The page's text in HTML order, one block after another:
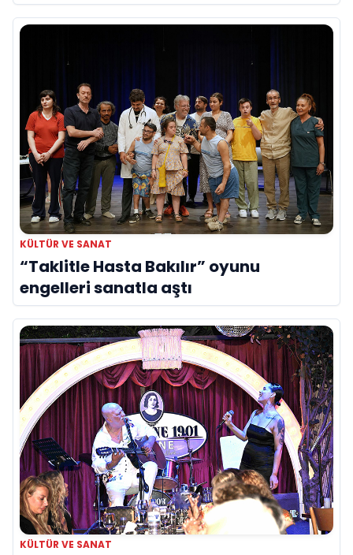
yerini aldı
KÜLTÜR VE SANAT
“Taklitle Hasta Bakılır” oyunu
engelleri sanatla aştı
KÜLTÜR VE SANAT